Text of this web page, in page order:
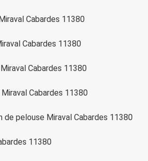
Cabardes 11380
Cabardes 11380
Cabardes 11380
Cabardes 11380
pelouse Miraval Cabardes 11380
11380